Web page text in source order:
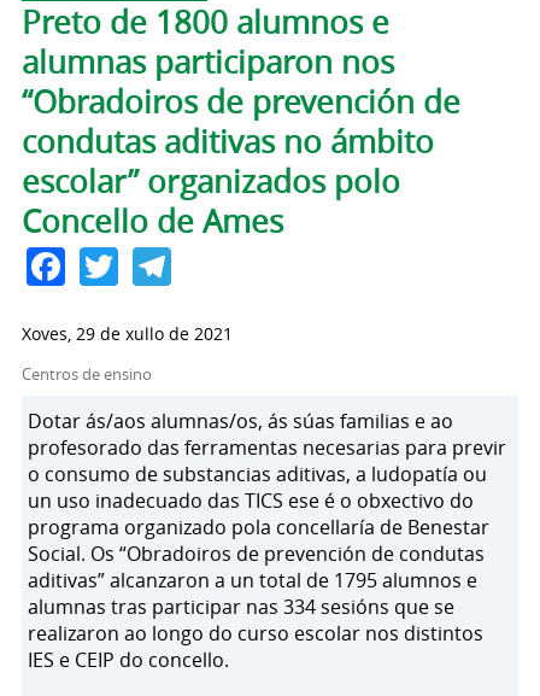
Pestanas principais
Preto de 1800 alumnos e
alumnas participaron nos
“Obradoiros de prevención de
condutas aditivas no ámbito
escolar” organizados polo
Concello de Ames
Facebook
TwitterTelegram
Xoves, 29 de xullo de 2021
Centros de ensino
Dotar ás/aos alumnas/os, ás súas familias e ao
profesorado das ferramentas necesarias para previr
o consumo de substancias aditivas, a ludopatía ou
un uso inadecuado das TICS ese é o obxectivo do
programa organizado pola concellaría de Benestar
Social. Os “Obradoiros de prevención de condutas
aditivas” alcanzaron a un total de 1795 alumnos e
alumnas tras participar nas 334 sesións que se
realizaron ao longo do curso escolar nos distintos
IES e CEIP do concello.